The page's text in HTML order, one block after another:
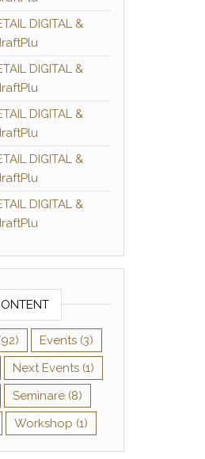
DIGITAL &
DIGITAL &
DIGITAL &
DIGITAL &
DIGITAL &
Events(3)
Next Events(1)
Seminare(8)
Workshop (1)